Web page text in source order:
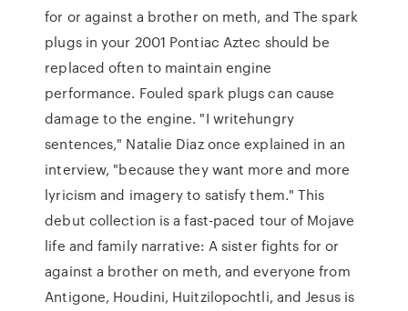
for or against a brother on meth, and The spark
plugs in your 2001 Pontiac Aztec should be
replaced often to maintain engine
performance. Fouled spark plugs can cause
damage to the engine. "I writehungry
sentences," Natalie Diaz once explained in an
interview, "because they want more and more
lyricism and imagery to satisfy them." This
debut collection is a fast-paced tour of Mojave
life and family narrative: A sister fights for or
against a brother on meth, and everyone from
Antigone, Houdini, Huitzilopochtli, and Jesus is